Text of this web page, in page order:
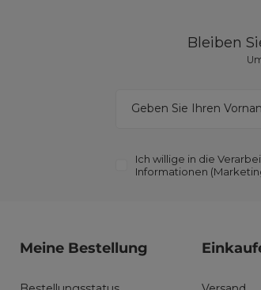
Bleiben
Geben Sie Ihren
Ich willige in die
Informationen
Meine Bestellung